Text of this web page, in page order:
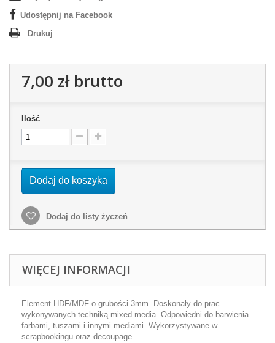
Udostępnij na Facebook
Drukuj
7,00 złbrutto
Ilość
Dodaj do koszyka
Dodaj do listy życzeń
WIĘCEJ INFORMACJI
Element HDF/MDF o grubości 3mm. Doskonały do prac
wykonywanych techniką mixed media. Odpowiedni do barwienia
farbami, tuszami i innymi mediami. Wykorzystywane w
scrapbookingu oraz decoupage.